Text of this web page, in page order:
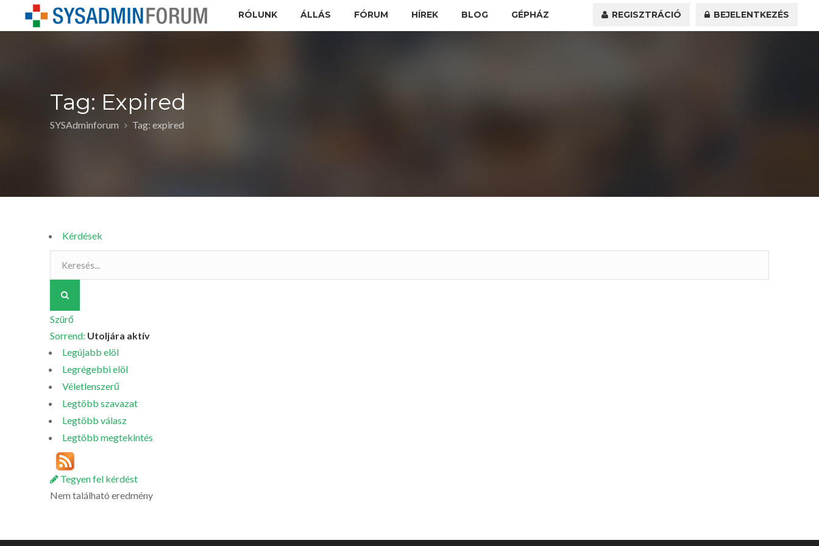
RÓLUNK ÁLLÁS FÓRUM HÍREK BLOG GÉPHÁZ REGISZTRÁCIÓ BEJELENTKEZÉS
Tag: Expired
SYSAdminforum Tag: expired
Kérdések
Szürő
Sorrend: Utoljára aktív
Legújabb elöl
Legrégebbi elöl
Véletlenszerű
Legtöbb szavazat
Legtöbb válasz
Legtöbb megtekintés
Tegyen fel kérdést
Nem található eredmény